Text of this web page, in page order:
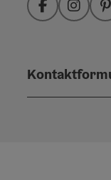
Facebook